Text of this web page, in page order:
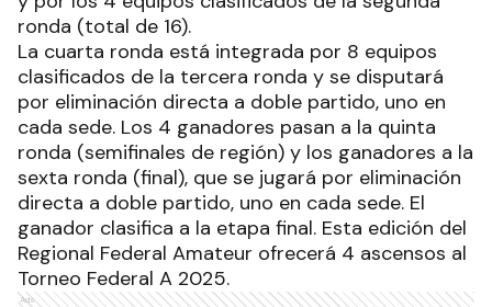
ronda (total de 16).
La cuarta ronda está integrada por 8 equipos
clasificados de la tercera ronda y se disputará
por eliminación directa a doble partido, uno en
cada sede. Los 4 ganadores pasan a la quinta
ronda (semifinales de región) y los ganadores a la
sexta ronda (final), que se jugará por eliminación
directa a doble partido, uno en cada sede. El
ganador clasifica a la etapa final. Esta edición del
Regional Federal Amateur ofrecerá 4 ascensos al
Torneo Federal A 2025.
Ads